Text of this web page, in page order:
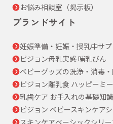
お悩み相談室（掲示板）
ブランドサイト
妊娠準備・妊娠・授乳中サ
ピジョン母乳実感 哺乳びん
ベビーグッズの洗浄・消毒
ピジョン離乳食 ハッピーミ
乳歯ケア お手入れの基礎知識
ピジョン ベビースキンケア
スキンケアベーシックシリー